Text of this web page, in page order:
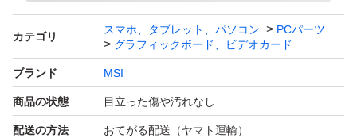
カテゴリ
スマホ、タブレット、パソコン
PCパーツ
グラフィックボード、ビデオカード
ブランド MSI
商品の状態 目立った傷や汚れなし
配送の方法 おてがる配送（ヤマト運輸）